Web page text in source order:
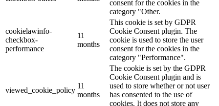
consent for the cookies in the
category "Other.
cookielawinfo-
checkbox-
performance
11
months
This cookie is set by GDPR
Cookie Consent plugin. The
cookie is used to store the user
consent for the cookies in the
category "Performance".
viewed_cookie_policy
11
months
The cookie is set by the GDPR
Cookie Consent plugin and is
used to store whether or not user
has consented to the use of
cookies. It does not store any